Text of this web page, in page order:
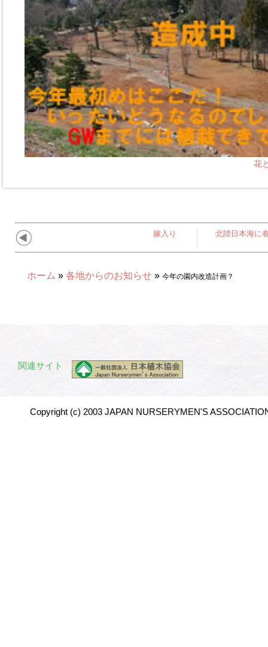
花
嫁入り 北陸日本海に
ホーム » 各地からのお知らせ » 今年の園内改造計画？
関連サイト
Copyright (c) 2003 JAPAN NURSERYMEN'S